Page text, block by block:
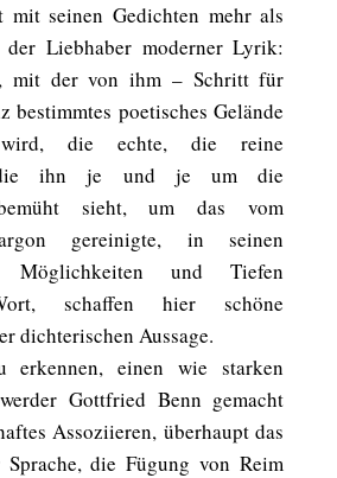
mit seinen Gedichten mehr als
der Liebhaber moderner Lyrik:
mit der von ihm – Schritt für
bestimmtes poetisches Gelände
die echte, die reine
die ihn je und je um die
bemüht sieht, um das vom
gereinigte, in seinen
Möglichkeiten und Tiefen
schaffen hier schöne
dichterischen Aussage.
erkennen, einen wie starken
Gottfried Benn gemacht
Assoziieren, überhaupt das
Sprache, die Fügung von Reim